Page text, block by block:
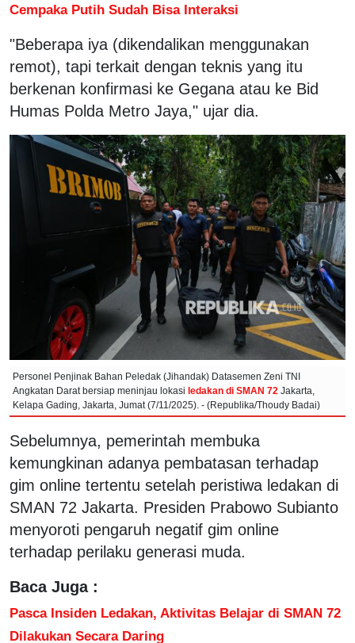
Cempaka Putih Sudah Bisa Interaksi
"Beberapa iya (dikendalikan menggunakan
remot), tapi terkait dengan teknis yang itu
berkenan konfirmasi ke Gegana atau ke Bid
Humas Polda Metro Jaya," ujar dia.
Personel Penjinak Bahan Peledak (Jihandak) Datasemen Zeni TNI
Angkatan Darat bersiap meninjau lokasi ledakan di SMAN 72 Jakarta,
Kelapa Gading, Jakarta, Jumat (7/11/2025). - (Republika/Thoudy Badai)
Sebelumnya, pemerintah membuka
kemungkinan adanya pembatasan terhadap
gim online tertentu setelah peristiwa ledakan di
SMAN 72 Jakarta. Presiden Prabowo Subianto
menyoroti pengaruh negatif gim online
terhadap perilaku generasi muda.
Baca Juga :
Pasca Insiden Ledakan, Aktivitas Belajar di SMAN 72
Dilakukan Secara Daring